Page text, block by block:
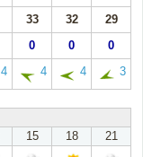
33 32
29
0 0 0
4 4 4 3
15 18 21